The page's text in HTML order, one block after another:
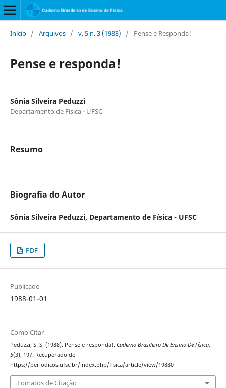
Início / Arquivos / v. 5 n. 3 (1988) / Pense e Responda!
Pense e responda!
Sônia Silveira Peduzzi
Departamento de Física - UFSC
Resumo
Biografia do Autor
Sônia Silveira Peduzzi, Departamento de Física - UFSC
PDF
Publicado
1988-01-01
Como Citar
Peduzzi, S. S. (1988). Pense e responda!. Caderno Brasileiro De Ensino De Física,
5(3), 197. Recuperado de
https://periodicos.ufsc.br/index.php/fisica/article/view/19880
Fomatos de Citação